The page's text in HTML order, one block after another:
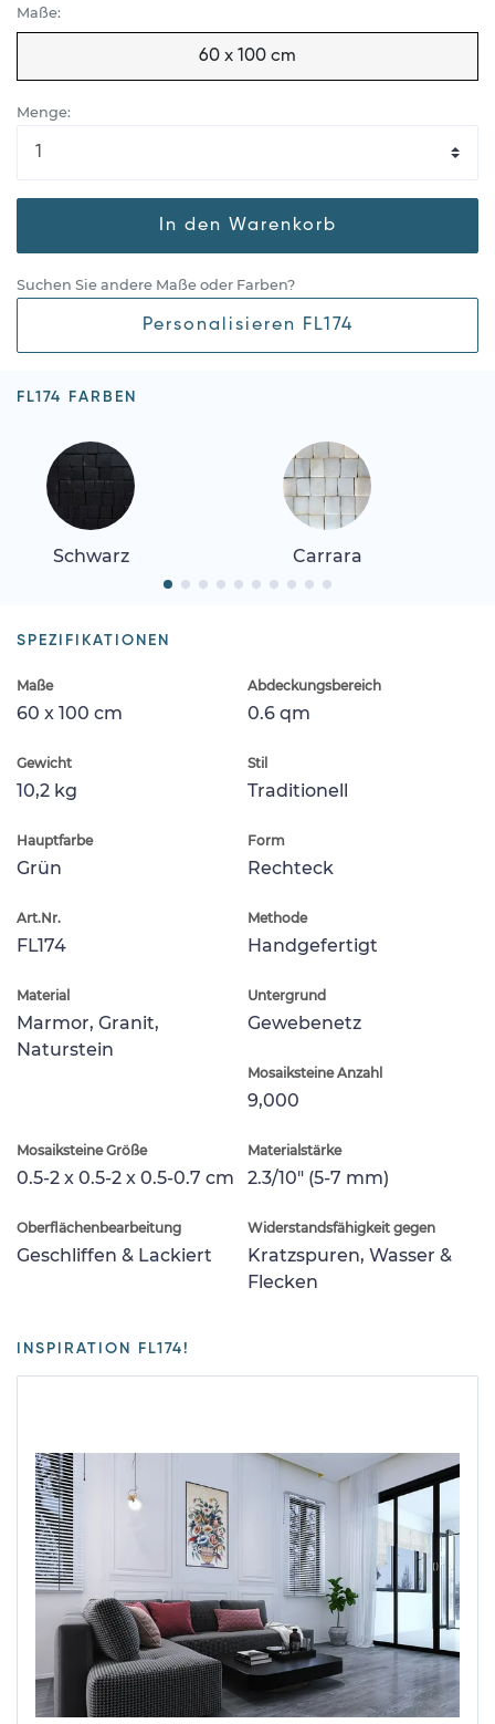
Maße:
60 x 100 cm
Menge:
In den Warenkorb
Suchen Sie andere Maße oder Farben?
Personalisieren FL174
FL174 FARBEN
Schwarz Carrara
SPEZIFIKATIONEN
Maße
60 x 100 cm
Abdeckungsbereich
0.6 qm
Gewicht
10,2 kg
Stil
Traditionell
Hauptfarbe
Grün
Form
Rechteck
Art.Nr.
FL174
Methode
Handgefertigt
Material
Marmor, Granit,
Naturstein
Untergrund
Gewebenetz
Mosaiksteine Anzahl
9,000
Mosaiksteine Größe
0.5-2 x 0.5-2 x 0.5-0.7 cm
Materialstärke
2.3/10" (5-7 mm)
Oberflächenbearbeitung
Geschliffen & Lackiert
Widerstandsfähigkeit gegen
Kratzspuren, Wasser &
Flecken
INSPIRATION FL174!